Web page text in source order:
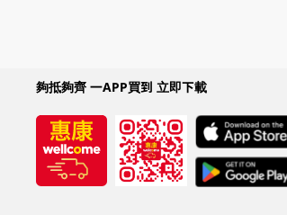
夠抵夠齊 一APP買到 立即下載